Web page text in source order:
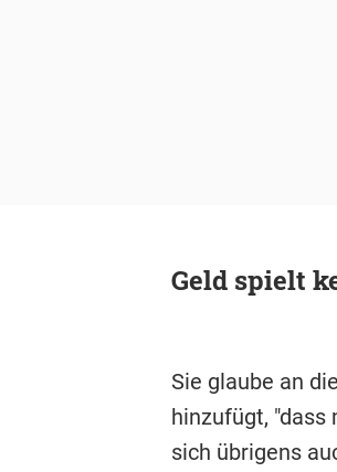
Geld spielt
Sie glaube an
hinzufügt, "dass
sich übrigens